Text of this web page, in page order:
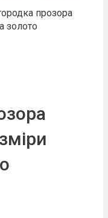
прозора
золото